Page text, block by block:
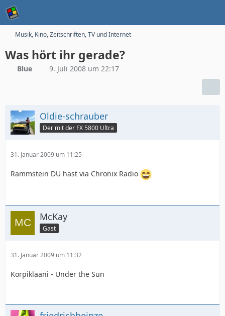
Musik, Kino, Zeitschriften, TV und Internet
Was hört ihr gerade?
Blue 9. Juli 2008 um 22:17
Oldie-schrauber
Der mit der FX 5800 Ultra
31. Januar 2009 um 11:25
Rammstein DU hast via Chronix Radio
McKay
Gast
31. Januar 2009 um 11:32
Korpiklaani - Under the Sun